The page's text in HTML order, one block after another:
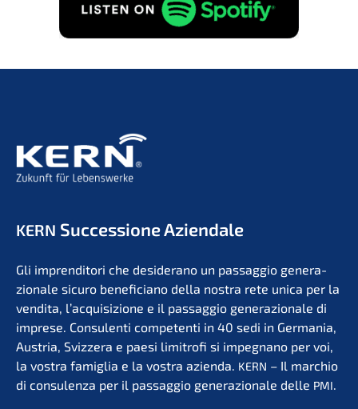
KERN Succes­sio­ne Aziendale
Gli impren­di­to­ri che deside­r­ano un passag­gio genera­
zio­na­le sicuro benefi­ci­a­no della nostra rete unica per la
vendita, l’acqui­si­zio­ne e il passag­gio genera­zio­na­le di
impre­se. Consu­len­ti compe­ten­ti in 40 sedi in Germa­nia,
Austria, Svizzera e paesi limit­ro­fi si impegna­no per voi,
la vostra famiglia e la vostra azien­da. KERN – Il marchio
di consu­len­za per il passag­gio genera­zio­na­le delle PMI